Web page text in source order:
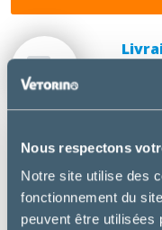
Nous respectons
Notre site utilise des
fonctionnement du
peuvent être utilisées
DESCRIPTION
Royal Canin Cat